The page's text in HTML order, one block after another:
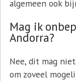
algemeen ook
Mag ik
Andorra?
Nee, dit mag
om zoveel